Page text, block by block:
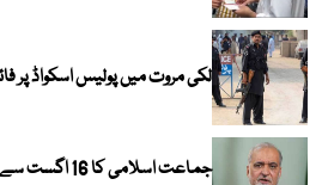
لکی مروت میں پولیس اسکواڈ پر
جماعت اسلامی